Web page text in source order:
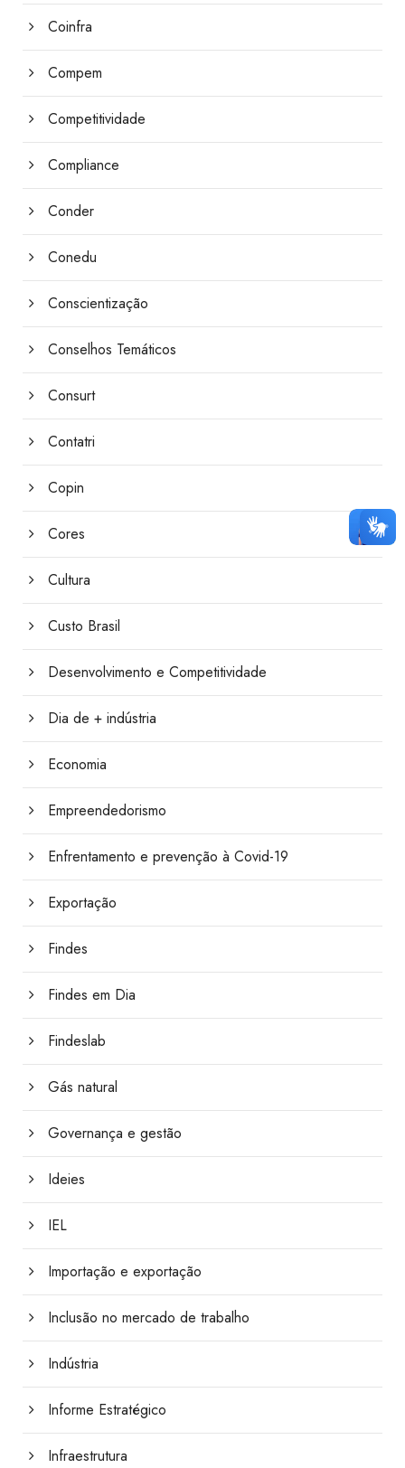
Coinfra
Compem
Competitividade
Compliance
Conder
Conedu
Conscientização
Conselhos Temáticos
Consurt
Contatri
Copin
Cores
Cultura
Custo Brasil
Desenvolvimento e Competitividade
Dia de + indústria
Economia
Empreendedorismo
Enfrentamento e prevenção à Covid-19
Exportação
Findes
Findes em Dia
Findeslab
Gás natural
Governança e gestão
Ideies
IEL
Importação e exportação
Inclusão no mercado de trabalho
Indústria
Informe Estratégico
Infraestrutura